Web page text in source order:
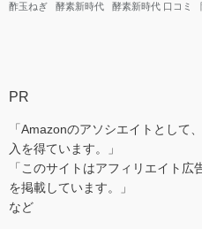
酢玉ねぎ
酵素新時代 酵素新時代 口コミ
PR
「Amazonのアソシエイトとして
入を得ています。」
「このサイトはアフィリエイト広
を掲載しています。」
など